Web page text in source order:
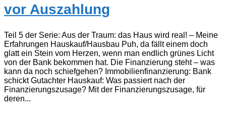
vor Auszahlung
Teil 5 der Serie: Aus der Traum: das Haus wird real! – Meine
Erfahrungen Hauskauf/Hausbau Puh, da fällt einem doch
glatt ein Stein vom Herzen, wenn man endlich grünes Licht
von der Bank bekommen hat. Die Finanzierung steht – was
kann da noch schiefgehen? Immobilienfinanzierung: Bank
schickt Gutachter Hauskauf: Was passiert nach der
Finanzierungszusage? Mit der Finanzierungszusage, für
deren...